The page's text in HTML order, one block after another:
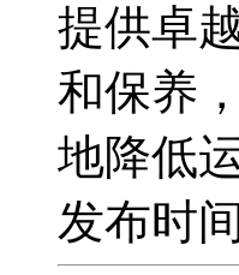
提供卓
和保养
地降低
发布时